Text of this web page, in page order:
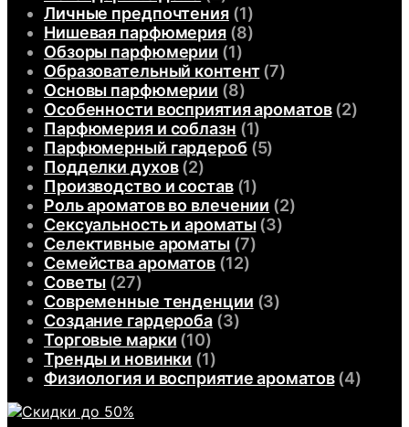
Личные предпочтения(1)
Нишевая парфюмерия(8)
Обзоры парфюмерии (1)
Образовательный контент(7)
Основы парфюмерии (8)
Особенности восприятия ароматов(2)
Парфюмерия и соблазн (1)
Парфюмерный гардероб (5)
Подделки духов(2)
Производство и состав(1)
Роль ароматов во влечении (2)
Сексуальность и ароматы(3)
Селективные ароматы(7)
Семейства ароматов(12)
Советы (27)
Современные тенденции (3)
Создание гардероба(3)
Торговые марки (10)
Тренды и новинки (1)
Физиология и восприятие ароматов(4)